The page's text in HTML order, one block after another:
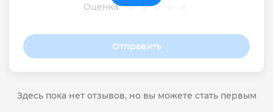
Оценка:
Отправить
Здесь пока нет отзывов, но вы можете стать первым